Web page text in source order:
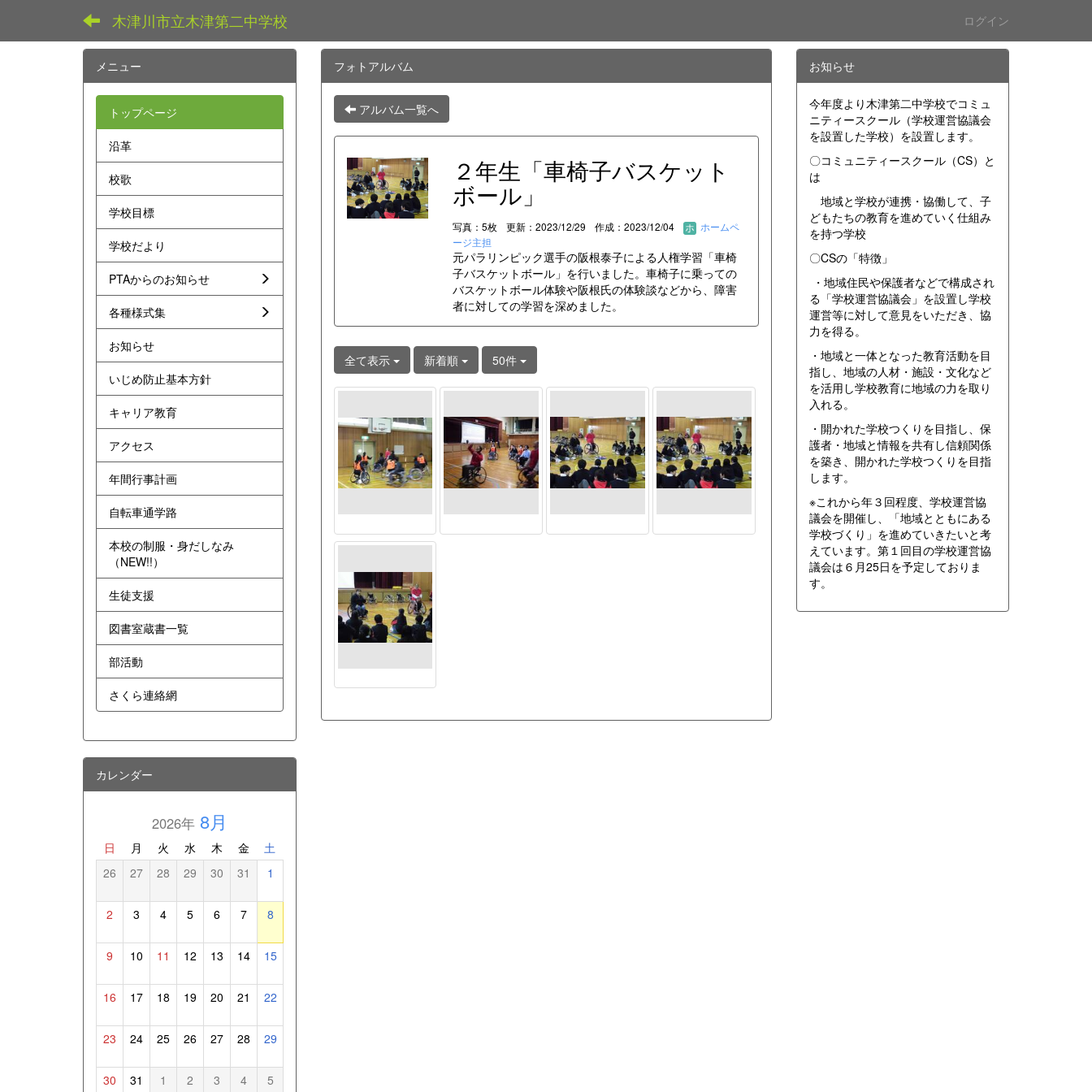
木津川市立木津第二中学校 ログイン
フォトアルバム
アルバム一覧へ
２年生「車椅子バスケット
ボール」
写真：5枚 更新：2023/12/29 作成：2023/12/04
ホームペ
ージ主担
元パラリンピック選手の阪根泰子による人権学習「車椅
子バスケットボール」を行いました。車椅子に乗っての
バスケットボール体験や阪根氏の体験談などから、障害
者に対しての学習を深めました。
全て表示 新着順 50件
メニュー
トップページ
沿革
校歌
学校目標
学校だより
PTAからのお知らせ
各種様式集
お知らせ
いじめ防止基本方針
キャリア教育
アクセス
年間行事計画
自転車通学路
本校の制服・身だしなみ
（NEW!!）
生徒支援
図書室蔵書一覧
部活動
さくら連絡網
カレンダー
2026年8月
日 月 火 水 木 金 土
26 27 28 29 30 31 1
2 3 4 5 6 7 8
9 10 11 12 13 14 15
16 17 18 19 20 21 22
23 24 25 26 27 28 29
30 31 1 2 3 4 5
お知らせ
今年度より木津第二中学校でコミュ
ニティースクール（学校運営協議会
を設置した学校）を設置します。
〇コミュニティースクール（CS）と
は
地域と学校が連携・協働して、子
どもたちの教育を進めていく仕組み
を持つ学校
〇CSの「特徴」
・地域住民や保護者などで構成され
る「学校運営協議会」を設置し学校
運営等に対して意見をいただき、協
力を得る。
・地域と一体となった教育活動を目
指し、地域の人材・施設・文化など
を活用し学校教育に地域の力を取り
入れる。
・開かれた学校つくりを目指し、保
護者・地域と情報を共有し信頼関係
を築き、開かれた学校つくりを目指
します。
※これから年３回程度、学校運営協
議会を開催し、「地域とともにある
学校づくり」を進めていきたいと考
えています。第１回目の学校運営協
議会は６月25日を予定しておりま
す。